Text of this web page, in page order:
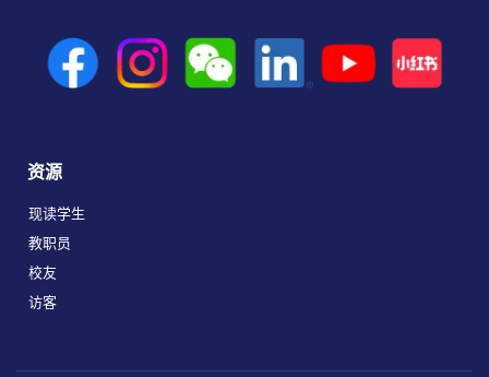
资源
现读学生
教职员
校友
访客